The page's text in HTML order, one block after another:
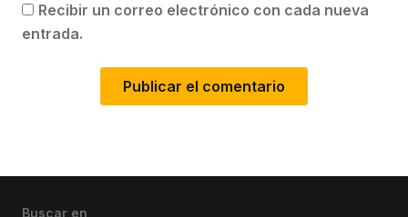
Recibir un correo electrónico con cada nueva
entrada.
Buscar en